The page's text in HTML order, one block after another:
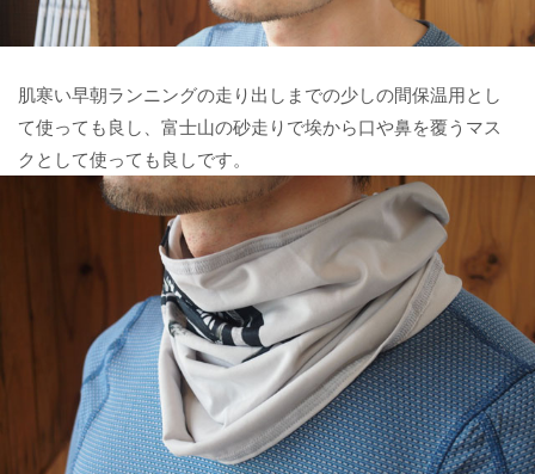
肌寒い早朝ランニングの走り出しまでの少しの間保温用とし
て使っても良し、富士山の砂走りで埃から口や鼻を覆うマス
クとして使っても良しです。